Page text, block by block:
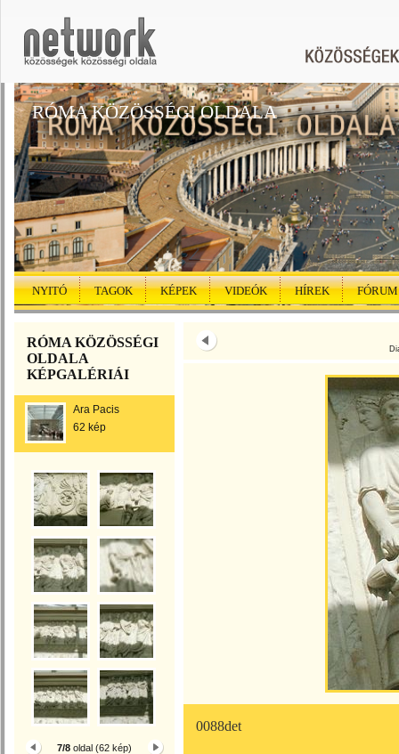
RÓMA KÖZÖSSÉGI OLDALA
NYITÓ TAGOK KÉPEK VIDEÓK HÍREK FÓRUM
RÓMA KÖZÖSSÉGI
OLDALA
KÉPGALÉRIÁI
Ara Pacis
62 kép
7/8 oldal (62 kép)
0088det